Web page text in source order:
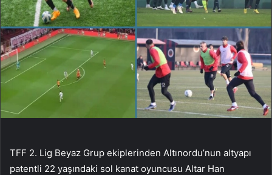
TFF 2. Lig Beyaz Grup ekiplerinden Altınordu’nun altyapı
patentli 22 yaşındaki sol kanat oyuncusu Altar Han